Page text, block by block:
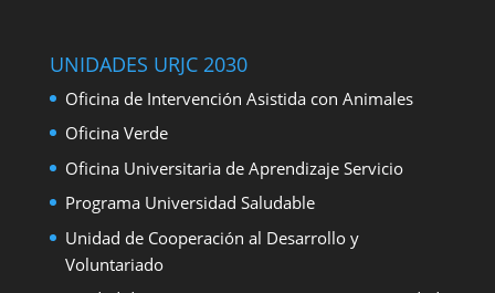
UNIDADES URJC 2030
Oficina de Intervención Asistida con Animales
Oficina Verde
Oficina Universitaria de Aprendizaje Servicio
Programa Universidad Saludable
Unidad de Cooperación al Desarrollo y
Voluntariado